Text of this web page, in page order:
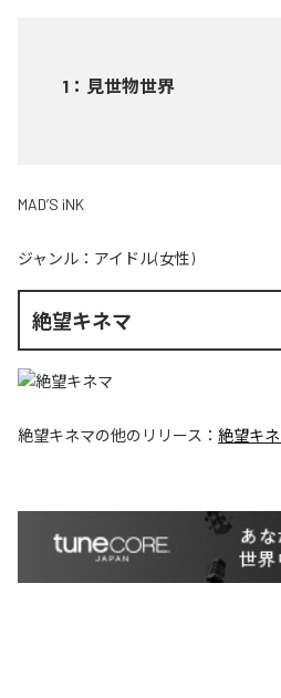
1 ： 見世物世界
MAD’S iNK
ジャンル： アイドル(女性)
絶望キネマ
絶望キネマの他のリリース： 絶望キ